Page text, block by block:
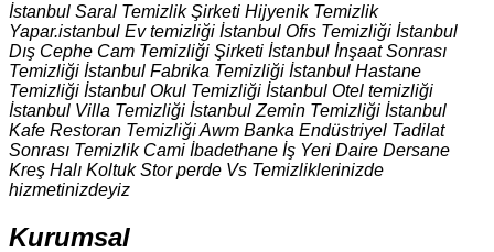
İstanbul Saral Temizlik Şirketi Hijyenik Temizlik
Yapar.istanbul Ev temizliği İstanbul Ofis Temizliği İstanbul
Dış Cephe Cam Temizliği Şirketi İstanbul İnşaat Sonrası
Temizliği İstanbul Fabrika Temizliği İstanbul Hastane
Temizliği İstanbul Okul Temizliği İstanbul Otel temizliği
İstanbul Villa Temizliği İstanbul Zemin Temizliği İstanbul
Kafe Restoran Temizliği Awm Banka Endüstriyel Tadilat
Sonrası Temizlik Cami İbadethane İş Yeri Daire Dersane
Kreş Halı Koltuk Stor perde Vs Temizliklerinizde
hizmetinizdeyiz
Kurumsal